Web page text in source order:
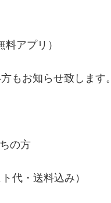
アプリ）
もお知らせ致します。
の方
代・送料込み）